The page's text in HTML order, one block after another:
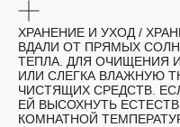
ХРАНЕНИЕ И УХОД /
ВДАЛИ ОТ ПРЯМЫХ
ТЕПЛА. ДЛЯ ОЧИЩЕНИЯ
ИЛИ СЛЕГКА ВЛАЖНУЮ
ЧИСТЯЩИХ СРЕДСТВ.
ЕЙ ВЫСОХНУТЬ
КОМНАТНОЙ